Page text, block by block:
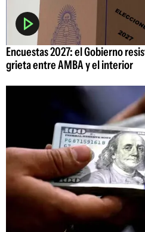
Encuestas 2027: el Gobierno
grieta entre AMBA y el interior